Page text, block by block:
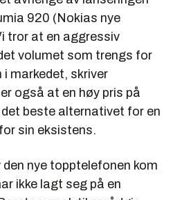
920 (Nokias nye
tror at en aggressiv
volumet som trengs for
markedet, skriver
også at en høy pris på
beste alternativet for en
sin eksistens.
nye topptelefonen kom
ikke lagt seg på en